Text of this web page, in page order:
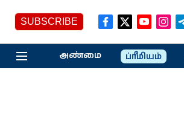
SUBSCRIBE
அண்மை ப்ரீமியம்